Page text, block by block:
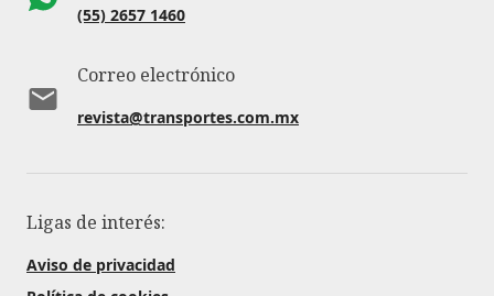
(55) 2657 1460
Correo electrónico
revista@transportes.com.mx
Ligas de interés:
Aviso de privacidad